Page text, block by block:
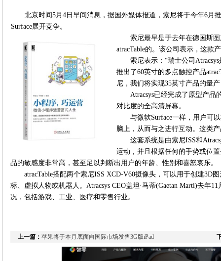
北京时间5月4日早间消息，据国外媒体报道，索尼将于今年6月
Surface展开竞争。
索尼最早是于去年在德国斯
atracTable的。该公司表示，这款
索尼表示：“瑞士公司
推出了60英寸的多点触控产品
尼，我们将实现35英寸产品的量
Atracsys已经完成了原型产品
对比度的全高清屏幕。
与微软Surface一样，用户可
脑上，从而与之进行互动。这类
这套系统是由索尼ISS和
运动，并且根据任何的手势或位
品的敏感度非常高，甚至足以判断出用户的年龄、性别和喜怒哀乐。
atracTable搭配两个索尼ISS XCD-V60摄像头，可以用于创建3D
标、虚拟人物或机器人。Atracsys CEO盖坦·马蒂(Gaetan Marti)去年
况，包括游戏、工业、医疗和零售行业。
上一篇： 苹果将于本月底面向国际市场发售3G版iPad